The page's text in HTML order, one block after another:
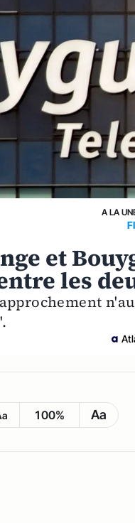
A LA
et
les
100% Aa